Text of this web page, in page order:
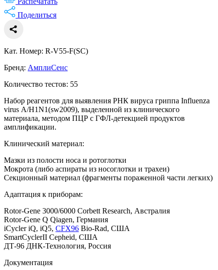
Поделиться
Кат. Номер: R-V55-F(SC)
Бренд: АмплиСенс
Количество тестов: 55
Набор реагентов для выявления РНК вируса гриппа Influenza
virus А/H1N1(sw2009), выделенной из клинического
материала, методом ПЦР с ГФЛ-детекцией продуктов
амплификации.
Клинический материал:
Мазки из полости носа и ротоглотки
Мокрота (либо аспираты из носоглотки и трахеи)
Секционный материал (фрагменты пораженной части легких)
Адаптация к приборам:
Rotor-Gene 3000/6000 Corbett Research, Австралия
Rotor-Gene Q Qiagen, Германия
iCycler iQ, iQ5, CFX96 Bio-Rad, США
SmartCyclerII Cepheid, США
ДТ‑96 ДНК-Технология, Россия
Документация